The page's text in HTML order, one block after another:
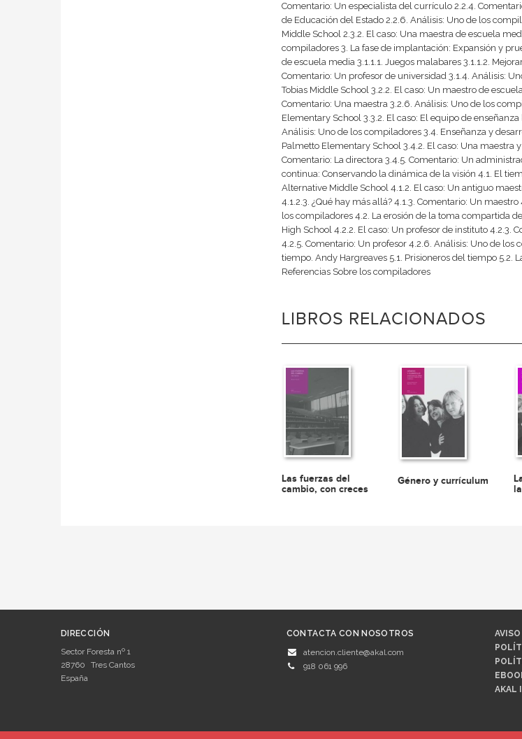
Comentario: Un especialista del currículo 2.2.4.
de Educación del Estado 2.2.6. Análisis: Uno de los
Middle School 2.3.2. El caso: Una maestra de escuela
compiladores 3. La fase de implantación: Expansión y
de escuela media 3.1.1.1. Juegos malabares 3.1.1.2.
Comentario: Un profesor de universidad 3.1.4. Análisis:
Tobias Middle School 3.2.2. El caso: Un maestro de
Comentario: Una maestra 3.2.6. Análisis: Uno de los
Elementary School 3.3.2. El caso: El equipo de
Análisis: Uno de los compiladores 3.4. Enseñanza y
Palmetto Elementary School 3.4.2. El caso: Una
Comentario: La directora 3.4.5. Comentario: Un
continua: Conservando la dinámica de la visión 4.1. El
Alternative Middle School 4.1.2. El caso: Un antiguo
4.1.2.3. ¿Qué hay más allá? 4.1.3. Comentario: Un
los compiladores 4.2. La erosión de la toma compartida
High School 4.2.2. El caso: Un profesor de instituto 4.2.3.
4.2.5. Comentario: Un profesor 4.2.6. Análisis: Uno de
tiempo. Andy Hargreaves 5.1. Prisioneros del tiempo 5.2.
Referencias Sobre los compiladores
LIBROS RELACIONADOS
Las fuerzas del
cambio, con creces
Género y currículum
DIRECCIÓN
Sector Foresta nº 1
28760
Tres Cantos
España
CONTACTA CON NOSOTROS
atencion.cliente@akal.com
918 061 996
AKAL